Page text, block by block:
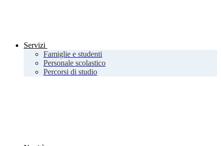
Servizi
Famiglie e studenti
Personale scolastico
Percorsi di studio